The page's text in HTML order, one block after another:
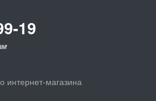
19
интернет-магазина